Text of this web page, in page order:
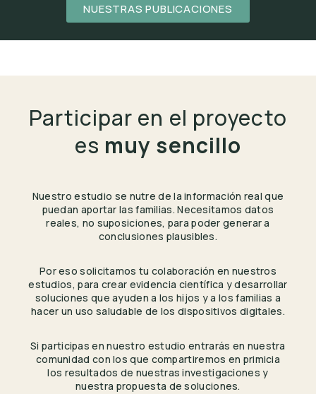
NUESTRAS PUBLICACIONES
Participar en el proyecto
es muy sencillo
Nuestro estudio se nutre de la información real que
puedan aportar las familias. Necesitamos datos
reales, no suposiciones, para poder generar a
conclusiones plausibles.
Por eso solicitamos tu colaboración en nuestros
estudios, para crear evidencia científica y desarrollar
soluciones que ayuden a los hijos y a los familias a
hacer un uso saludable de los dispositivos digitales.
Si participas en nuestro estudio entrarás en nuestra
comunidad con los que compartiremos en primicia
los resultados de nuestras investigaciones y
nuestra propuesta de soluciones.